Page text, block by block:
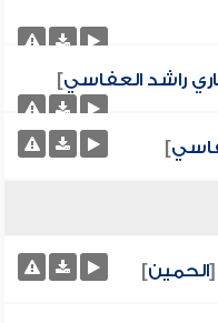
راشد العفاسي]
]
[الحمين]